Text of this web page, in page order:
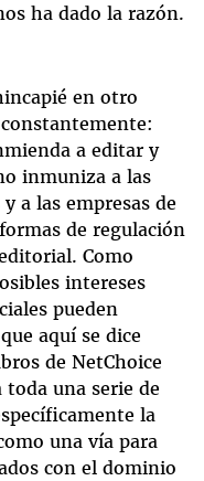
ha dado la razón.
en otro
a editar y
inmuniza a las
a las empresas de
de regulación
Como
intereses
pueden
aquí se dice
de NetChoice
una serie de
la
una vía para
con el dominio